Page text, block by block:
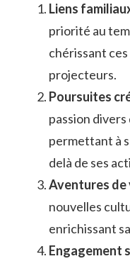
Liens
priorité au
chérissant
projecteurs.
Poursuites
passion
permettant à
delà de ses
Aventures de
nouvelles
enrichissant
Engagement